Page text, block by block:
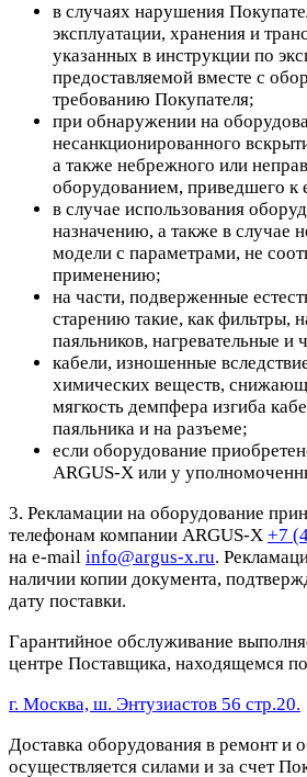
в случаях нарушения
эксплуатации, хранения и
указанных в инструкции по
предоставляемой вместе с
требованию Покупателя;
при обнаружении на
несанкционированного
а также небрежного или
оборудованием, приведшего к
в случае использования
назначению, а также в случае
модели с параметрами, не
применению;
на части, подверженные
старению такие, как фильтры,
паяльников, нагревательные и
кабели, изношенные
химических веществ,
мягкость демпфера изгиба
паяльника и на разъеме;
если оборудование
ARGUS-X или у
3. Рекламации на оборудование
телефонам компании ARGUS-X +7
на e-mail info@argus-x.ru.
наличии копии документа,
дату поставки.
Гарантийное обслуживание
центре Поставщика, находящемся
г. Москва, ш. Энтузиастов 56 стр.20.
Доставка оборудования в ремонт и
осуществляется силами и за счет